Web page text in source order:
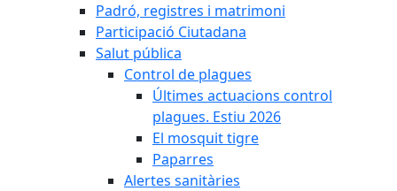
Padró, registres i matrimoni
Participació Ciutadana
Salut pública
Control de plagues
Últimes actuacions control
plagues. Estiu 2026
El mosquit tigre
Paparres
Alertes sanitàries